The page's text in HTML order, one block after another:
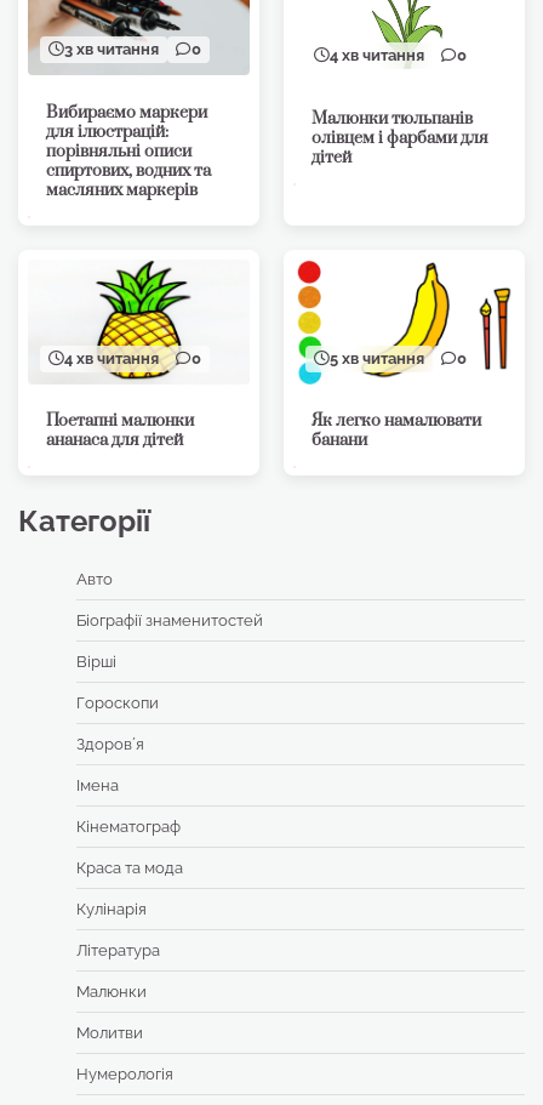
3 хв читання 0
Вибираємо маркери
для ілюстрацій:
порівняльні описи
спиртових, водних та
масляних маркерів
4 хв читання 0
Малюнки тюльпанів
олівцем і фарбами для
дітей
4 хв читання 0
Поетапні малюнки
ананаса для дітей
5 хв читання 0
Як легко намалювати
банани
Категорії
Авто
Біографії знаменитостей
Вірші
Гороскопи
Здоровʼя
Імена
Кінематограф
Краса та мода
Кулінарія
Література
Малюнки
Молитви
Нумерологія